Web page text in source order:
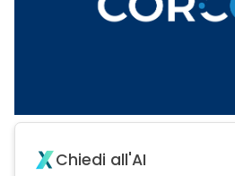
Chiedi all'AI